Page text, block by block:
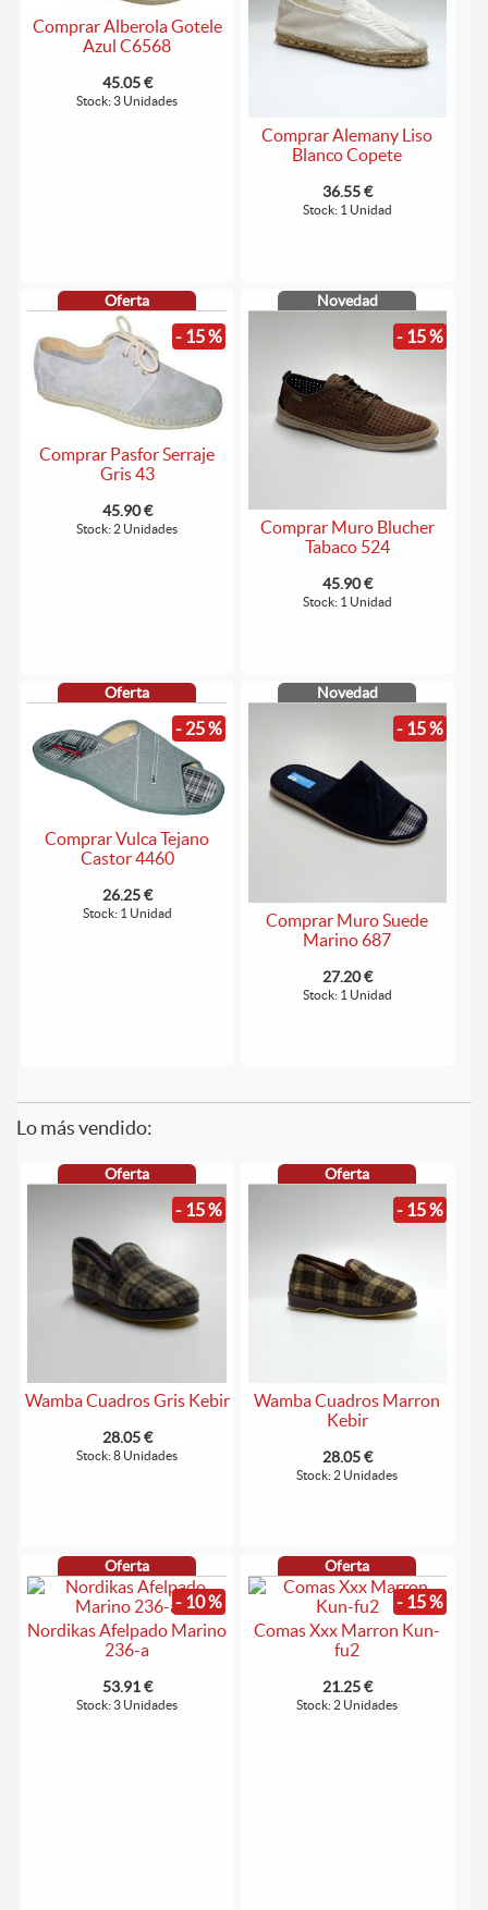
Comprar Alberola Gotele
Azul C6568
45.05 €
Stock: 3 Unidades
Comprar Alemany Liso
Blanco Copete
36.55 €
Stock: 1 Unidad
Oferta
- 15 %
Comprar Pasfor Serraje
Gris 43
45.90 €
Stock: 2 Unidades
Novedad
- 15 %
Comprar Muro Blucher
Tabaco 524
45.90 €
Stock: 1 Unidad
Oferta
- 25 %
Comprar Vulca Tejano
Castor 4460
26.25 €
Stock: 1 Unidad
Novedad
- 15 %
Comprar Muro Suede
Marino 687
27.20 €
Stock: 1 Unidad
Lo más vendido:
Oferta
- 15 %
Wamba Cuadros Gris Kebir
28.05 €
Stock: 8 Unidades
Oferta
- 15 %
Wamba Cuadros Marron
Kebir
28.05 €
Stock: 2 Unidades
Oferta
- 10 %
Nordikas Afelpado Marino
236-a
53.91 €
Stock: 3 Unidades
Oferta
- 15 %
Comas Xxx Marron Kun-
fu2
21.25 €
Stock: 2 Unidades